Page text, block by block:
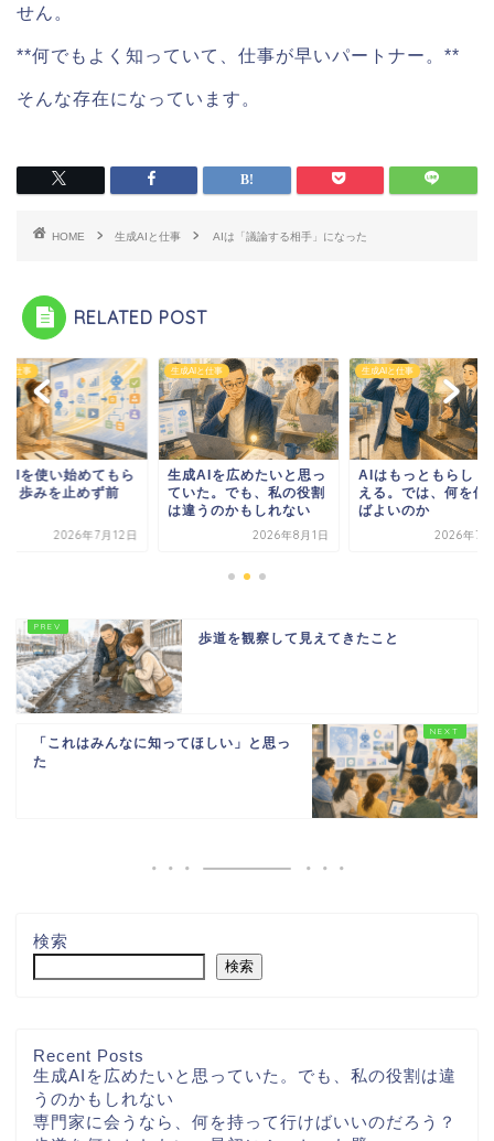
せん。
**何でもよく知っていて、仕事が早いパートナー。**
そんな存在になっています。
HOME 生成AIと仕事 AIは「議論する相手」になった
RELATED POST
と仕事
AIを使い始めてもら
。歩みを止めず前
2026年7月12日
生成AIと仕事
生成AIを広めたいと思っ
ていた。でも、私の役割
は違うのかもしれない
2026年8月1日
生成AIと仕事
AIはもっともらしく
える。では、何を信
ばよいのか
2026年7
歩道を観察して見えてきたこと
「これはみんなに知ってほしい」と思っ
た
検索
検索
Recent Posts
生成AIを広めたいと思っていた。でも、私の役割は違
うのかもしれない
専門家に会うなら、何を持って行けばいいのだろう？